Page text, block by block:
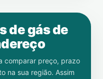
de gás de
comparar preço, prazo
na sua região. Assim